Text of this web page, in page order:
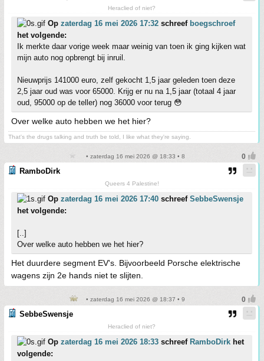
Heraclied of niet?
Op zaterdag 16 mei 2026 17:32 schreef boegschroef
het volgende:
Ik merkte daar vorige week maar weinig van toen ik ging kijken wat
mijn auto nog opbrengt bij inruil.
Nieuwprijs 141000 euro, zelf gekocht 1,5 jaar geleden toen deze
2,5 jaar oud was voor 65000. Krijg er nu na 1,5 jaar (totaal 4 jaar
oud, 95000 op de teller) nog 36000 voor terug 😳
Over welke auto hebben we het hier?
That's the drugs talking and truth be told, I like what they're saying.
• zaterdag 16 mei 2026 @ 18:33 • 8
RamboDirk
Queers 4 Palestine!
Op zaterdag 16 mei 2026 17:40 schreef SebbeSwensje
het volgende:
[..]
Over welke auto hebben we het hier?
Het duurdere segment EV's. Bijvoorbeeld Porsche elektrische
wagens zijn 2e hands niet te slijten.
• zaterdag 16 mei 2026 @ 18:37 • 9
SebbeSwensje
Heraclied of niet?
Op zaterdag 16 mei 2026 18:33 schreef RamboDirk het
volgende: